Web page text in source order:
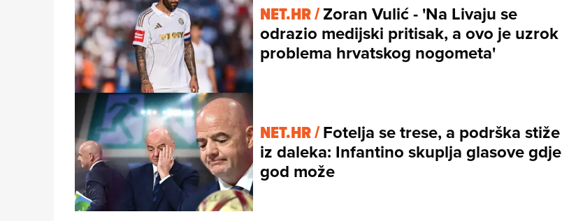
NET.HR /Zoran Vulić - 'Na Livaju se
odrazio medijski pritisak, a ovo je uzrok
problema hrvatskog nogometa'
NET.HR /Fotelja se trese, a podrška stiže
iz daleka: Infantino skuplja glasove gdje
god može